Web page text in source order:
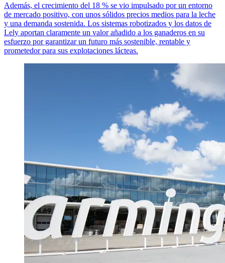
Además, el crecimiento del 18 % se vio impulsado por un entorno
de mercado positivo, con unos sólidos precios medios para la leche
y una demanda sostenida. Los sistemas robotizados y los datos de
Lely aportan claramente un valor añadido a los ganaderos en su
esfuerzo por garantizar un futuro más sostenible, rentable y
prometedor para sus explotaciones lácteas.